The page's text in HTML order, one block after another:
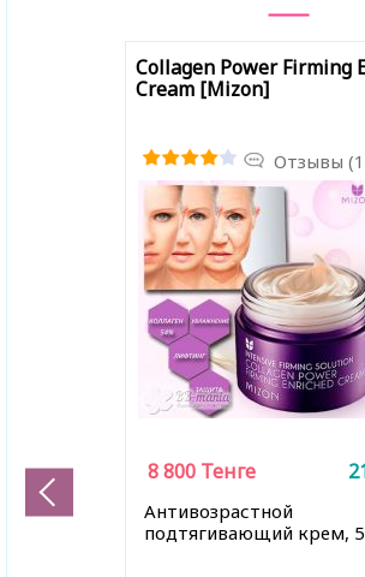
Collagen Power Firming
Cream [Mizon]
Отзывы
Антивозрастной
подтягивающий крем,
8 800 Тенге